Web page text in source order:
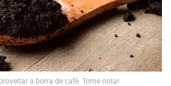
a borra de café. Tome nota!